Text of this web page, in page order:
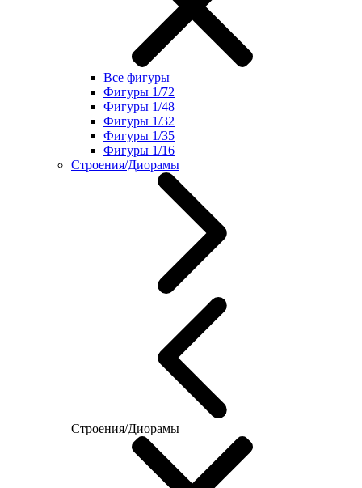
Все фигуры
Фигуры 1/72
Фигуры 1/48
Фигуры 1/32
Фигуры 1/35
Фигуры 1/16
Строения/Диорамы
Строения/Диорамы